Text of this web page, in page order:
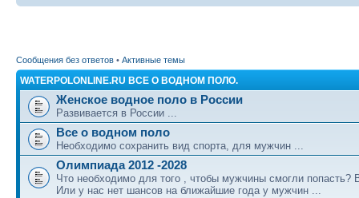
Сообщения без ответов • Активные темы
WATERPOLONLINE.RU ВСЕ О ВОДНОМ ПОЛО.
Женское водное поло в России
Развивается в России ...
Все о водном поло
Необходимо сохранить вид спорта, для мужчин ...
Олимпиада 2012 -2028
Что необходимо для того , чтобы мужчины смогли попасть?
Или у нас нет шансов на ближайшие года у мужчин ...